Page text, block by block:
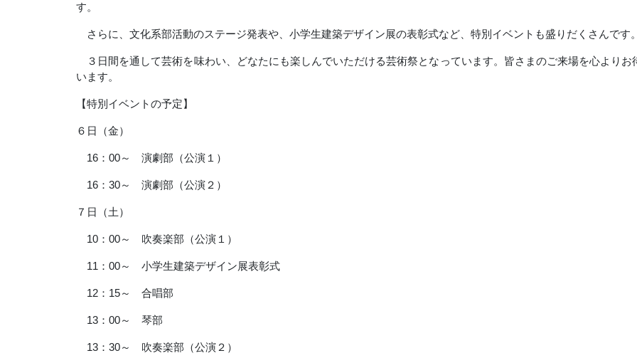
す。
さらに、文化系部活動のステージ発表や、小学生建築デザイン展の表彰式など、特別イベントも盛りだくさんです。
３日間を通して芸術を味わい、どなたにも楽しんでいただける芸術祭となっています。皆さまのご来場を心よりお
います。
【特別イベントの予定】
６日（金）
16：00～ 演劇部（公演１）
16：30～ 演劇部（公演２）
７日（土）
10：00～ 吹奏楽部（公演１）
11：00～ 小学生建築デザイン展表彰式
12：15～ 合唱部
13：00～ 琴部
13：30～ 吹奏楽部（公演２）